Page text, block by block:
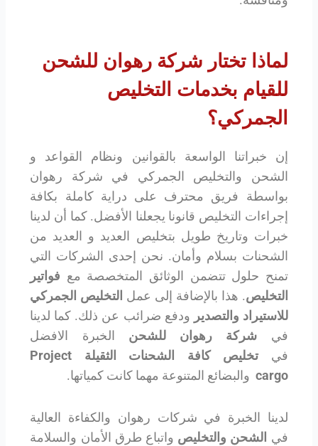
لماذا تختار شركة رهوان للشحن
للقيام بخدمات التخليص
الجمركي؟
إن خبراتنا الواسعة بالقوانين ونظام القواعد و
الشحن والتخليص الجمركي في شركة رهوان
بواسطة فريق محترف على دراية كاملة بكافة
إجراءات التخليص قانونا يجعلنا الأفضل. كما أن لدينا
خبرات وتاريخ طويل بتخليص العديد و العديد من
الشحنات بسلام وأمان. نحن إحدى الشركات التي
تمنح حلول تتضمن الوثائق المتخصصة مع فواتير
التخليص. هذا بالإضافة إلى عمل التخليص الجمركي
للاستيراد والتصدير ودفع ضرائب عن ذلك. كما لدينا
في شركة رهوان للشحن الخبرة الافضل
في تخليص كافة الشحنات الثقيلة Project
cargo والبضائع المتنوعة مهما كانت كمياتها.
لدينا الخبرة في شركات رهوان والكفاءة العالية
في الشحن والتخليص واتباع طرق الأمان والسلامة